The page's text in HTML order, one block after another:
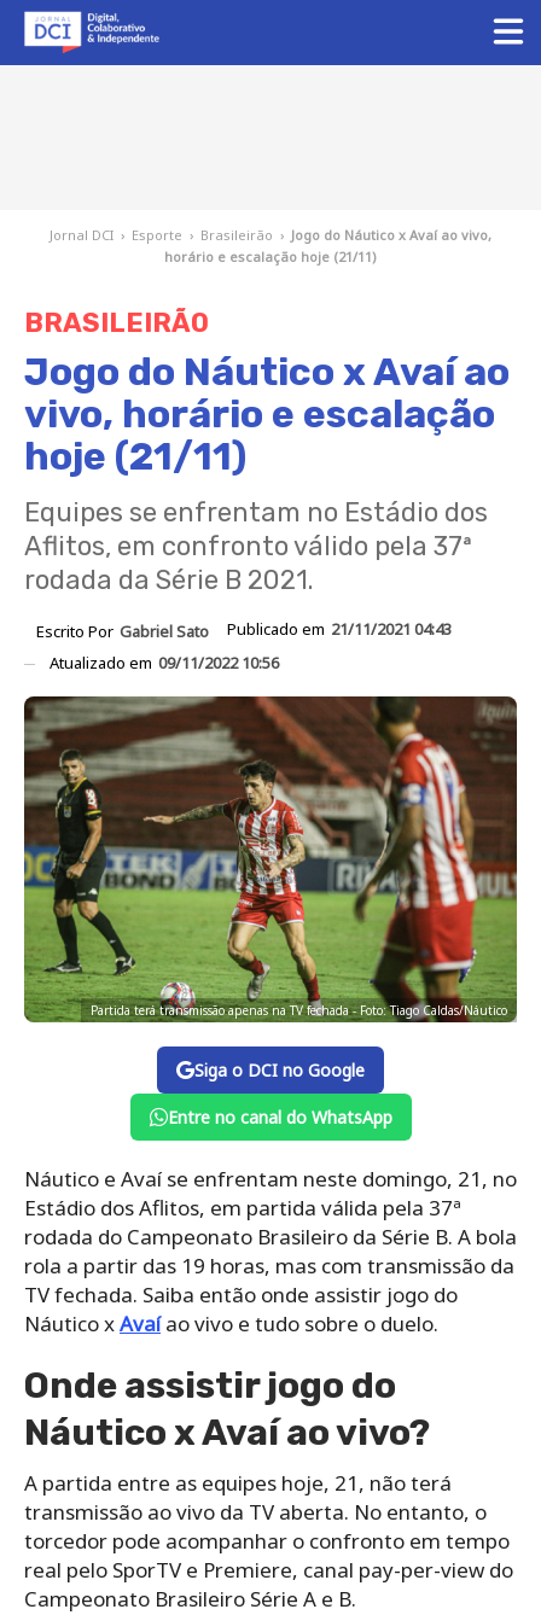
Jornal DCI › Esporte › Brasileirão › Jogo do Náutico x Avaí ao vivo,
horário e escalação hoje (21/11)
BRASILEIRÃO
Jogo do Náutico x Avaí ao
vivo, horário e escalação
hoje (21/11)
Equipes se enfrentam no Estádio dos
Aflitos, em confronto válido pela 37ª
rodada da Série B 2021.
Escrito Por Gabriel Sato Publicado em 21/11/2021 04:43
Atualizado em 09/11/2022 10:56
Partida terá transmissão apenas na TV fechada - Foto: Tiago Caldas/Náutico
Siga o DCI no Google
Entre no canal do WhatsApp
Náutico e Avaí se enfrentam neste domingo, 21, no
Estádio dos Aflitos, em partida válida pela 37ª
rodada do Campeonato Brasileiro da Série B. A bola
rola a partir das 19 horas, mas com transmissão da
TV fechada. Saiba então onde assistir jogo do
Náutico xAvaíao vivo e tudo sobre o duelo.
Onde assistir jogo do
Náutico x Avaí ao vivo?
A partida entre as equipes hoje, 21, não terá
transmissão ao vivo da TV aberta. No entanto, o
torcedor pode acompanhar o confronto em tempo
real pelo SporTV e Premiere, canal pay-per-view do
Campeonato Brasileiro Série A e B.